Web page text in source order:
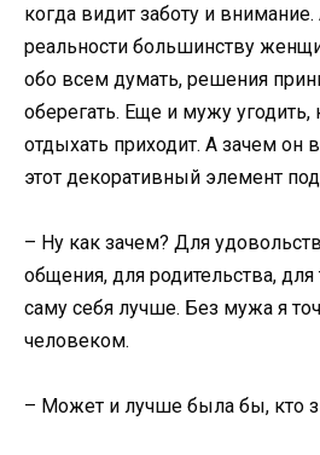
когда видит заботу и
реальности большинству
обо всем думать, решения
оберегать. Еще и мужу
отдыхать приходит. А зачем он
этот декоративный элемент
– Ну как зачем? Для
общения, для родительства, для
саму себя лучше. Без мужа я
человеком.
– Может и лучше была бы, кто